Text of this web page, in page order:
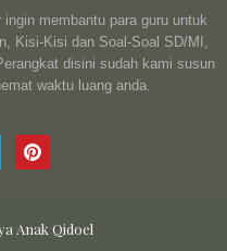
membantu para guru untuk
Kisi-Kisi dan Soal-Soal SD/MI,
disini sudah kami susun
waktu luang anda.
Anak Qidoel